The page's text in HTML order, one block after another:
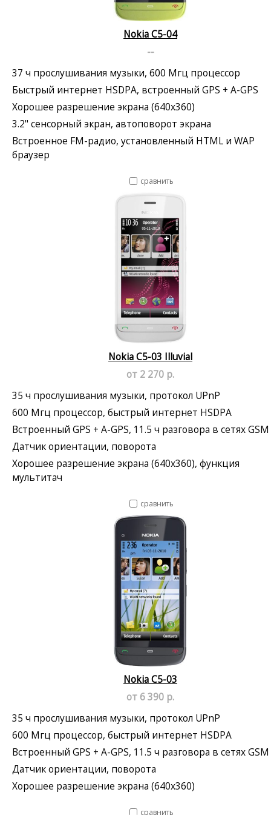
Nokia C5-04
--
37 ч прослушивания музыки, 600 Мгц процессор
Быстрый интернет HSDPA, встроенный GPS + A-GPS
Хорошее разрешение экрана (640x360)
3.2" сенсорный экран, автоповорот экрана
Встроенное FM-радио, установленный HTML и WAP
браузер
сравнить
Nokia C5-03 Illuvial
от 2 270 р.
35 ч прослушивания музыки, протокол UPnP
600 Мгц процессор, быстрый интернет HSDPA
Встроенный GPS + A-GPS, 11.5 ч разговора в сетях GSM
Датчик ориентации, поворота
Хорошее разрешение экрана (640x360), функция
мультитач
сравнить
Nokia C5-03
от 6 390 р.
35 ч прослушивания музыки, протокол UPnP
600 Мгц процессор, быстрый интернет HSDPA
Встроенный GPS + A-GPS, 11.5 ч разговора в сетях GSM
Датчик ориентации, поворота
Хорошее разрешение экрана (640x360)
сравнить